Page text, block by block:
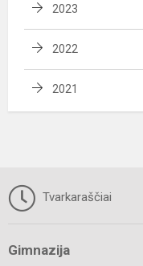
2023
2022
2021
Tvarkaraščiai
Gimnazija